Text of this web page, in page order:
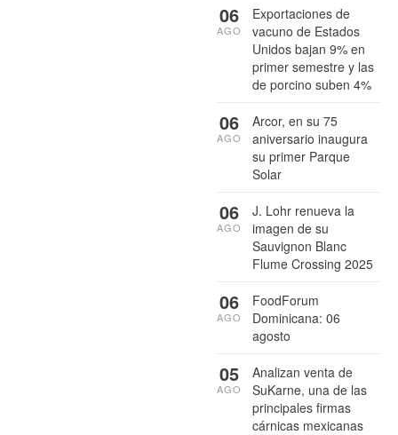
Exportaciones de
vacuno de Estados
Unidos bajan 9% en
primer semestre y las
de porcino suben 4%
06
AGO
Arcor, en su 75
aniversario inaugura
su primer Parque
Solar
06
AGO
J. Lohr renueva la
imagen de su
Sauvignon Blanc
Flume Crossing 2025
06
AGO
FoodForum
Dominicana: 06
agosto
06
AGO
Analizan venta de
SuKarne, una de las
principales firmas
cárnicas mexicanas
05
AGO